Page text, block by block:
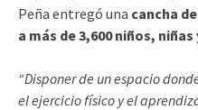
Peña entregó una cancha
a más de 3,600 niños,
“Disponer de un espacio
el ejercicio físico y el